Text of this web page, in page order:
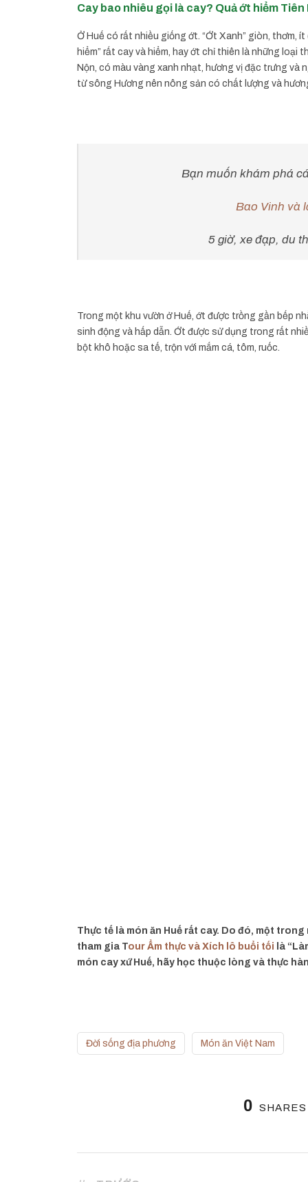
Cay bao nhiêu gọi là cay? Quả ớt hiểm Tiên
Ở Huế có rất nhiều giống ớt. “Ớt Xanh” giòn, thơm,
hiểm” rất cay và hiểm, hay ớt chỉ thiên là những
Nộn, có màu vàng xanh nhạt, hương vị đặc trưng và
từ sông Hương nên nông sản có chất lượng và
Bạn muốn khám phá
Bao Vinh và
5 giờ, xe đạp, du
Trong một khu vườn ở Huế, ớt được trồng gần bếp
sinh động và hấp dẫn. Ớt được sử dụng trong rất
bột khô hoặc sa tế, trộn với mắm cá, tôm, ruốc.
Thực tế là món ăn Huế rất cay. Do đó, một
tham gia Tour Ẩm thực và Xích lô buổi tối là
món cay xứ Huế, hãy học thuộc lòng và thực
Đời sống địa phương Món ăn Việt Nam
0 SHARES